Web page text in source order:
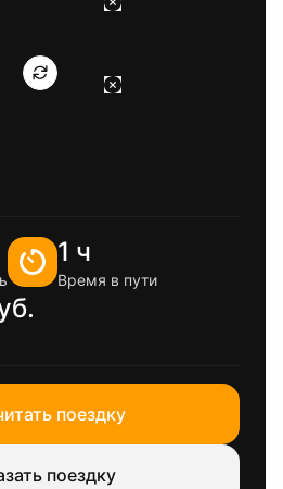
1 ч
Время в пути
поездку
поездку